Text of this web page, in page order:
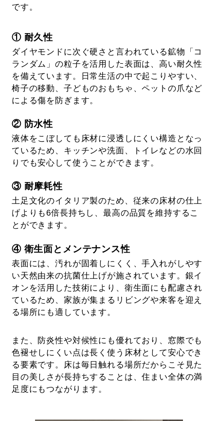
です。
① 耐久性
ダイヤモンドに次ぐ硬さと言われている鉱物「コ
ランダム」の粒子を活用した表面は、高い耐久性
を備えています。日常生活の中で起こりやすい、
椅子の移動、子どものおもちゃ、ペットの爪など
による傷を防ぎます。
② 防水性
液体をこぼしても床材に浸透しにくい構造となっ
ているため、キッチンや洗面、トイレなどの水回
りでも安心して使うことができます。
③ 耐摩耗性
土足文化のイタリア製のため、従来の床材の仕上
げよりも6倍長持ちし、最高の品質を維持するこ
とができます。
④ 衛生面とメンテナンス性
表面には、汚れが固着しにくく、手入れがしやす
い天然由来の抗菌仕上げが施されています。銀イ
オンを活用した技術により、衛生面にも配慮され
ているため、家族が集まるリビングや来客を迎え
る場所にも適しています。
また、防炎性や対候性にも優れており、窓際でも
色褪せしにくい点は長く使う床材として安心でき
る要素です。床は毎日触れる場所だからこそ見た
目の美しさが長持ちすることは、住まい全体の満
足度にもつながります。